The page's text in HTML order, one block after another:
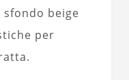
beige
per